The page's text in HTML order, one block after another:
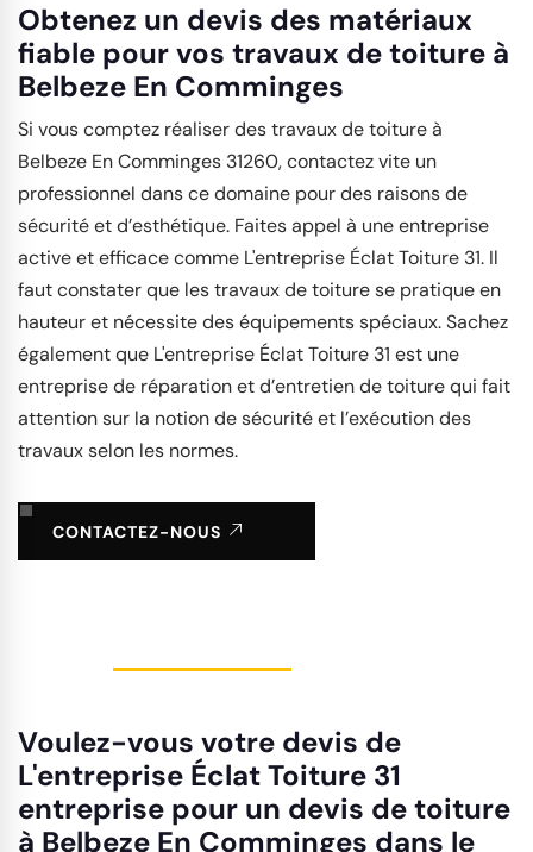
Obtenez un devis des matériaux
fiable pour vos travaux de toiture à
Belbeze En Comminges
Si vous comptez réaliser des travaux de toiture à
Belbeze En Comminges 31260, contactez vite un
professionnel dans ce domaine pour des raisons de
sécurité et d’esthétique. Faites appel à une entreprise
active et efficace comme L'entreprise Éclat Toiture 31. Il
faut constater que les travaux de toiture se pratique en
hauteur et nécessite des équipements spéciaux. Sachez
également que L'entreprise Éclat Toiture 31 est une
entreprise de réparation et d’entretien de toiture qui fait
attention sur la notion de sécurité et l’exécution des
travaux selon les normes.
CONTACTEZ-NOUS
Voulez-vous votre devis de
L'entreprise Éclat Toiture 31
entreprise pour un devis de toiture
à Belbeze En Comminges dans le